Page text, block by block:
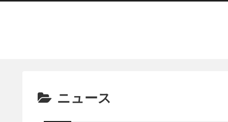
ニュース